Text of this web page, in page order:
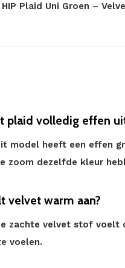
HIP Plaid Uni Groen –
plaid volledig effen
model heeft een effen
zoom dezelfde kleur
velvet warm aan?
zachte velvet stof voelt
voelen.